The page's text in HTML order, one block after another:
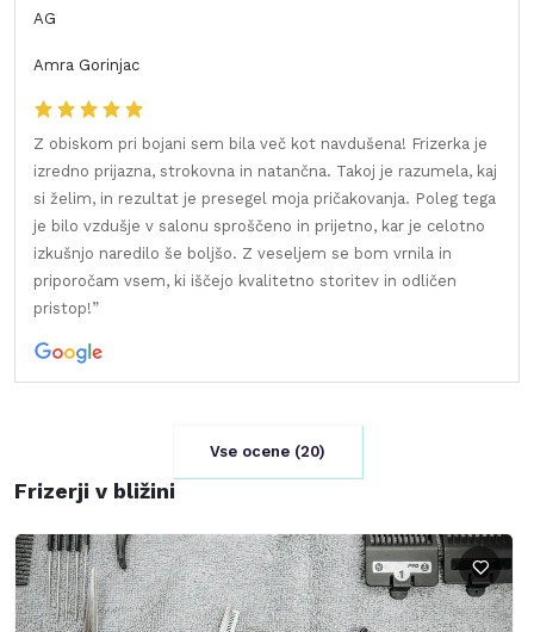
AG
Amra Gorinjac
Z obiskom pri bojani sem bila več kot navdušena! Frizerka je
izredno prijazna, strokovna in natančna. Takoj je razumela, kaj
si želim, in rezultat je presegel moja pričakovanja. Poleg tega
je bilo vzdušje v salonu sproščeno in prijetno, kar je celotno
izkušnjo naredilo še boljšo. Z veseljem se bom vrnila in
priporočam vsem, ki iščejo kvalitetno storitev in odličen
pristop!”
Vse ocene (20)
Frizerji v bližini